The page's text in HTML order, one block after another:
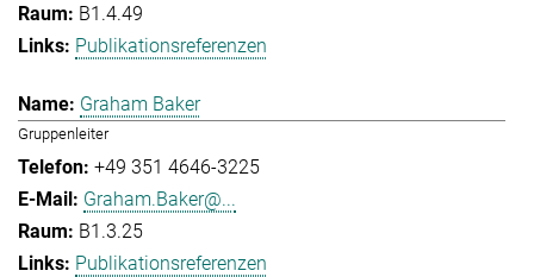
B1.4.49
Publikationsreferenzen
Graham Baker
Gruppenleiter
+49 351 4646-3225
Graham.Baker@...
B1.3.25
Publikationsreferenzen